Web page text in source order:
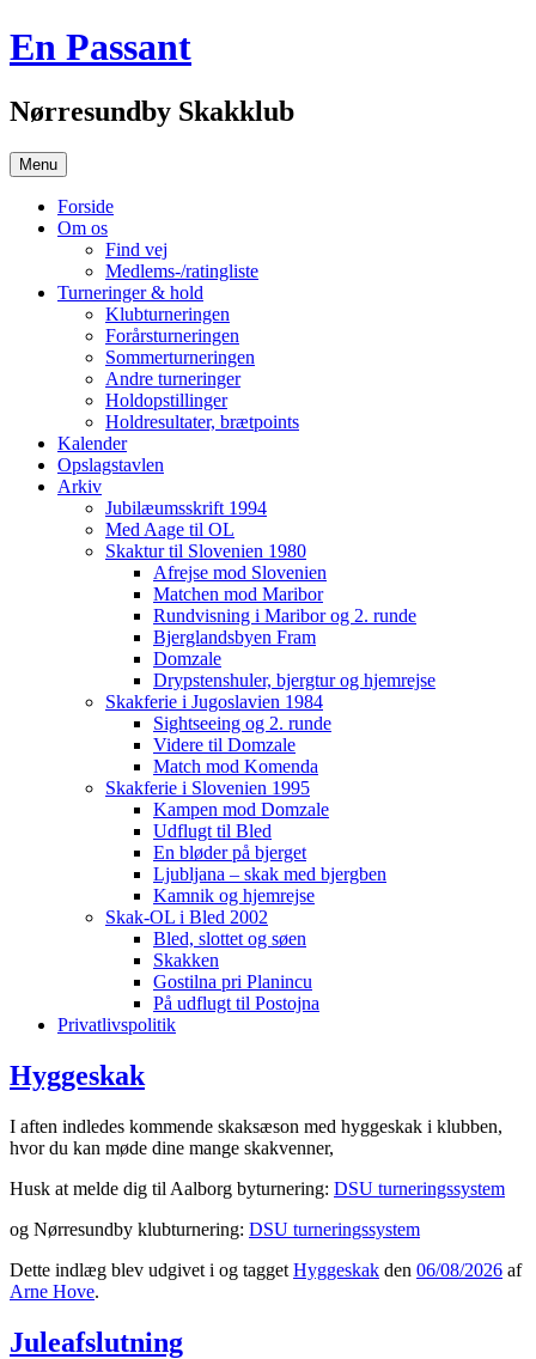
Hop
til
En Passant
Nørresundby Skakklub
Menu
Forside
Om os
Find vej
Medlems-/ratingliste
Turneringer & hold
Klubturneringen
Forårsturneringen
Sommerturneringen
Andre turneringer
Holdopstillinger
Holdresultater, brætpoints
Kalender
Opslagstavlen
Arkiv
Jubilæumsskrift 1994
Med Aage til OL
Skaktur til Slovenien 1980
Afrejse mod Slovenien
Matchen mod Maribor
Rundvisning i Maribor og 2. runde
Bjerglandsbyen Fram
Domzale
Drypstenshuler, bjergtur og hjemrejse
Skakferie i Jugoslavien 1984
Sightseeing og 2. runde
Videre til Domzale
Match mod Komenda
Skakferie i Slovenien 1995
Kampen mod Domzale
Udflugt til Bled
En bløder på bjerget
Ljubljana – skak med bjergben
Kamnik og hjemrejse
Skak-OL i Bled 2002
Bled, slottet og søen
Skakken
Gostilna pri Planincu
På udflugt til Postojna
Privatlivspolitik
Hyggeskak
I aften indledes kommende skaksæson med hyggeskak i klubben,
hvor du kan møde dine mange skakvenner,
Husk at melde dig til Aalborg byturnering: DSU turneringssystem
og Nørresundby klubturnering: DSU turneringssystem
Dette indlæg blev udgivet i og tagget Hyggeskak den 06/08/2026 af
Arne Hove.
Juleafslutning